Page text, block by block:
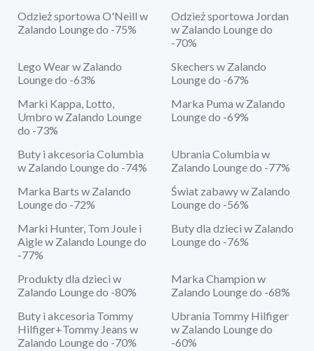
Odzież sportowa O'Neill w
Zalando Lounge do -75%
Odzież sportowa Jordan
w Zalando Lounge do
-70%
Lego Wear w Zalando
Lounge do -63%
Skechers w Zalando
Lounge do -67%
Marki Kappa, Lotto,
Umbro w Zalando Lounge
do -73%
Marka Puma w Zalando
Lounge do -69%
Buty i akcesoria Columbia
w Zalando Lounge do -74%
Ubrania Columbia w
Zalando Lounge do -77%
Marka Barts w Zalando
Lounge do -72%
Świat zabawy w Zalando
Lounge do -56%
Marki Hunter, Tom Joule i
Aigle w Zalando Lounge do
-77%
Buty dla dzieci w Zalando
Lounge do -76%
Produkty dla dzieci w
Zalando Lounge do -80%
Marka Champion w
Zalando Lounge do -68%
Buty i akcesoria Tommy
Hilfiger+Tommy Jeans w
Zalando Lounge do -70%
Ubrania Tommy Hilfiger
w Zalando Lounge do
-60%